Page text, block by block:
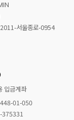
서울종로-0954
입금계좌
01-050
375331